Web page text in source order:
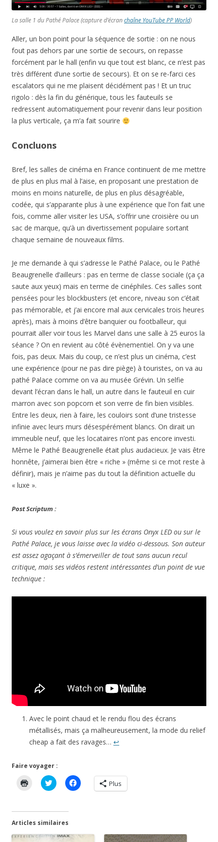
La salle 1 du Pathé Palace (capture d’écranchaîne YouTube PP World)
Aller, un bon point pour la séquence de sortie : on ne nous
fout pas dehors par une sortie de secours, on repasse
forcément par le hall (enfin vu que tout est blanc, ce n’est pas
très différent d’une sortie de secours). Et on se re-farci ces
escalators qui ne me plaisent décidément pas ! Et un truc
rigolo : dès la fin du générique, tous les fauteuils se
redressent automatiquement pour revenir dans leur position
la plus verticale, ça m’a fait sourire
Concluons
Bref, les salles de cinéma en France continuent de me mettre
de plus en plus mal à l’aise, en proposant une prestation de
moins en moins naturelle, de plus en plus désagréable,
codée, qui s’apparante plus à une expérience que l’on fait une
fois, comme aller visiter les USA, s’offrir une croisière ou un
sac de marque, qu’à un divertissement populaire sortant
chaque semaine de nouveaux films.
Je me demande à qui s’adresse le Pathé Palace, ou le Pathé
Beaugrenelle d’ailleurs : pas en terme de classe sociale (ça ça
saute aux yeux) mais en terme de cinéphiles. Ces salles sont
pensées pour les blockbusters (et encore, niveau son c’était
pas mémorable, et j’ai encore mal aux cervicales trois heures
après), mais à moins d’être banquier ou footballeur, qui
pourrait aller voir tous les Marvel dans une salle à 25 euros la
séance ? On en revient au côté évènementiel. On y va une
fois, pas deux. Mais du coup, ce n’est plus un cinéma, c’est
une expérience (pour ne pas dire piège) à touristes, on va au
pathé Palace comme on va au musée Grévin. Un selfie
devant l’écran dans le hall, un autre dans le fauteuil en cuir
marron avec son popcorn et son verre de fin bien visibles.
Entre les deux, rien à faire, les couloirs sont d’une tristesse
infinie avec leurs murs désespérément blancs. On dirait un
immeuble neuf, que les locataires n’ont pas encore investi.
Même le Pathé Beaugrenelle était plus audacieux. Je vais être
honnête, j’aimerai bien être « riche » (même si ce mot reste à
définir), mais je n’aime pas du tout la définition actuelle du
« luxe ».
Post Scriptum :
Si vous voulez en savoir plus sur les écrans Onyx LED ou sur le
Pathé Palace, je vous laisse avec la vidéo ci-dessous. Son auteur
est assez agaçant à s’émerveiller de tout sans aucun recul
critique, mais ses vidéos restent intéressantes d’un point de vue
technique :
Avec le point chaud et le rendu flou des écrans
métallisés, mais ça malheureusement, la mode du relief
cheap a fait des ravages… ↩︎
Faire voyager :
e
r
p
o
u
C
l
e
z
p
o
u
C
l
o
u
Plus
Articles similaires